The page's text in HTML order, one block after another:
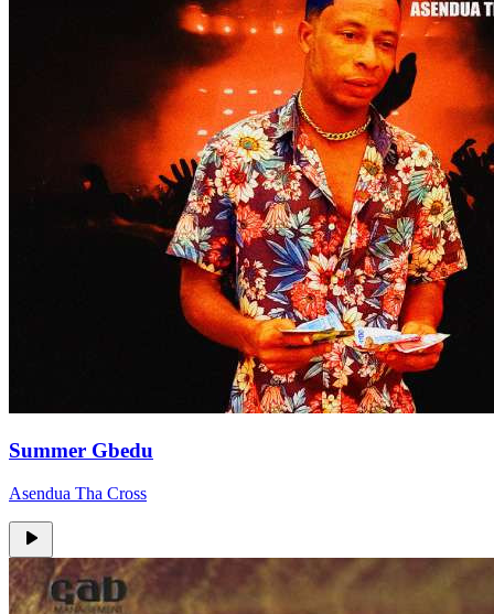
Summer Gbedu
Asendua Tha Cross